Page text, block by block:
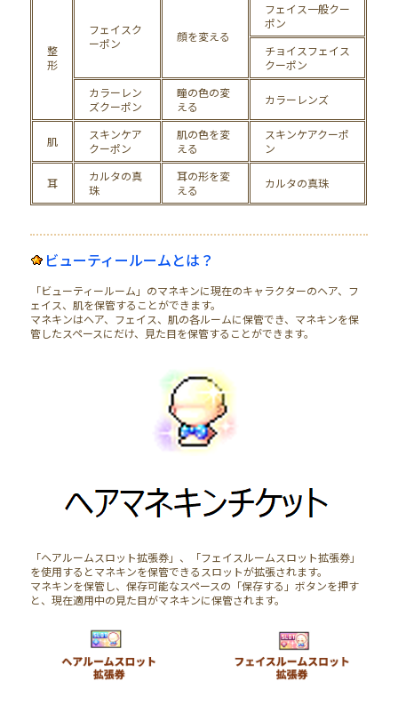
整
形
フェイスク
ーポン
顔を変える
フェイス一般クー
ポン
チョイスフェイス
クーポン
カラーレン
ズクーポン
瞳の色の変
える
カラー レンズ
肌
スキンケア
クーポン
肌の色を変
える
スキンケアクーポ
ン
耳
カルタの真
珠
耳の形を変
える
カルタの真珠
ビューティールームとは？
「ビューティールーム」のマネキンに現在のキャラクターのヘア、フ
ェイス、肌を保管することができます。
マネキンはヘア、フェイス、肌の各ルームに保管でき、マネキンを保
管したスペースにだけ、見た目を保管することができます。
「ヘアルームスロット拡張券」、「フェイスルームスロット拡張券」
を使用するとマネキンを保管できるスロットが拡張されます。
マネキンを保管し、保存可能なスペースの「保存する」ボタンを押す
と、現在適用中の見た目がマネキンに保管されます。